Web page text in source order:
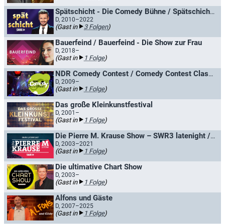
Spätschicht - Die Comedy Bühne / Spätschicht - Die SWR Comedy Bühne
D, 2010–2022
(Gast in 3 Folgen)
Bauerfeind / Bauerfeind - Die Show zur Frau
D, 2018–
(Gast in 1 Folge)
NDR Comedy Contest / Comedy Contest Classics
D, 2009–
(Gast in 1 Folge)
Das große Kleinkunstfestival
D, 2001–
(Gast in 1 Folge)
Die Pierre M. Krause Show – SWR3 latenight / SWR3 Ring frei! - Die Radio-TV-Show
D, 2003–2021
(Gast in 1 Folge)
Die ultimative Chart Show
D, 2003–
(Gast in 1 Folge)
Alfons und Gäste
D, 2007–2025
(Gast in 1 Folge)